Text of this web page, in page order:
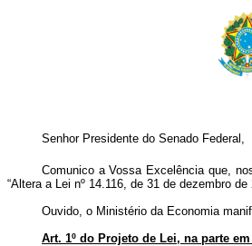
Senhor Presidente do Senado Federal,
Comunico a Vossa Excelência que,
“Altera a Lei nº 14.116, de 31 de dezembro
Ouvido, o Ministério da Economia
Art. 1º do Projeto de Lei, na parte